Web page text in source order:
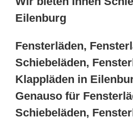
Eilenburg
Fensterläden,
Schiebeläden,
Klappläden in
Genauso für
Schiebeläden,